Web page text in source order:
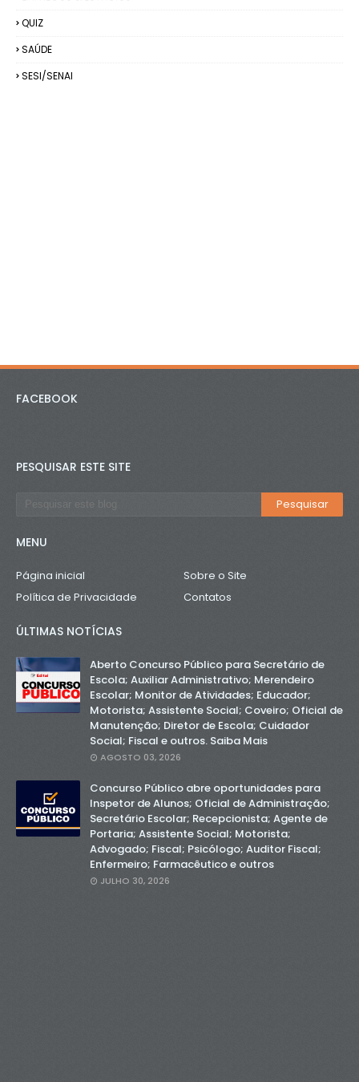
QUIZ
SAÚDE
SESI/SENAI
FACEBOOK
PESQUISAR ESTE SITE
MENU
Página inicial
Sobre o Site
Política de Privacidade
Contatos
ÚLTIMAS NOTÍCIAS
Aberto Concurso Público para Secretário de
Escola; Auxiliar Administrativo; Merendeiro
Escolar; Monitor de Atividades; Educador;
Motorista; Assistente Social; Coveiro; Oficial de
Manutenção; Diretor de Escola; Cuidador
Social; Fiscal e outros. Saiba Mais
AGOSTO 03, 2026
Concurso Público abre oportunidades para
Inspetor de Alunos; Oficial de Administração;
Secretário Escolar; Recepcionista; Agente de
Portaria; Assistente Social; Motorista;
Advogado; Fiscal; Psicólogo; Auditor Fiscal;
Enfermeiro; Farmacêutico e outros
JULHO 30, 2026